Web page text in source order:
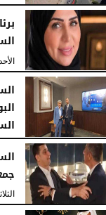
الأحد، 5
الثلاثاء، 23 يونيو 2026 03:33 مـ
الثلاثاء،